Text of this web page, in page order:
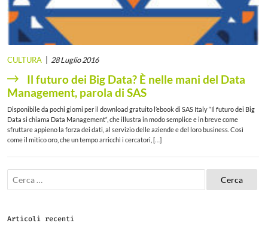
CULTURA 28 Luglio 2016
Il futuro dei Big Data? È nelle mani del Data
Management, parola di SAS
Disponibile da pochi giorni per il download gratuito l’ebook di SAS Italy “Il futuro dei Big
Data si chiama Data Management“, che illustra in modo semplice e in breve come
sfruttare appieno la forza dei dati, al servizio delle aziende e del loro business. Così
come il mitico oro, che un tempo arricchì i cercatori, […]
r
Articoli recenti